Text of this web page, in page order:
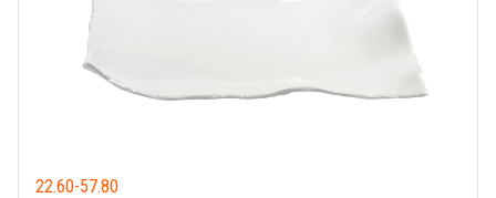
22.60-57.80